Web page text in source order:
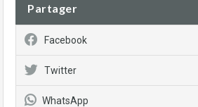
Partager
Facebook
Twitter
WhatsApp